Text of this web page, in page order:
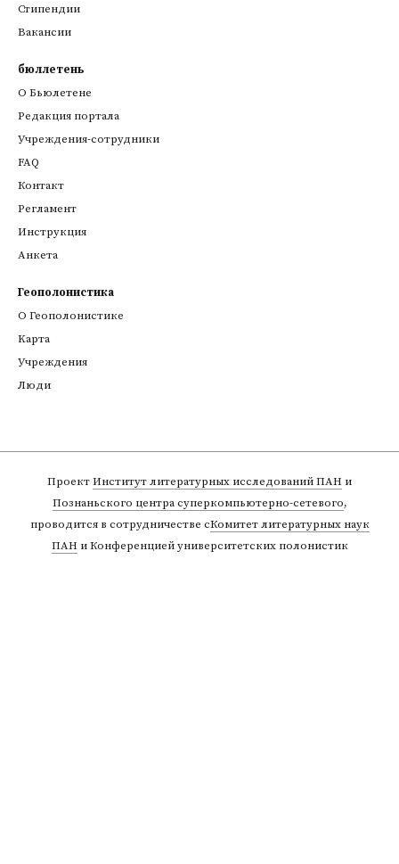
Стипендии
Вакансии
бюллетень
О Бьюлетене
Редакция портала
Учреждения-сотрудники
FAQ
Контакт
Регламент
Инструкция
Анкета
Геополонистика
О Геополонистике
Kарта
Учреждения
Люди
ПроектИнститут литературных исследований ПАН и
Познаньского центра суперкомпьютерно-сетевого,
проводится в сотрудничестве сКомитет литературных наук
ПАНи Конференцией университетских полонистик